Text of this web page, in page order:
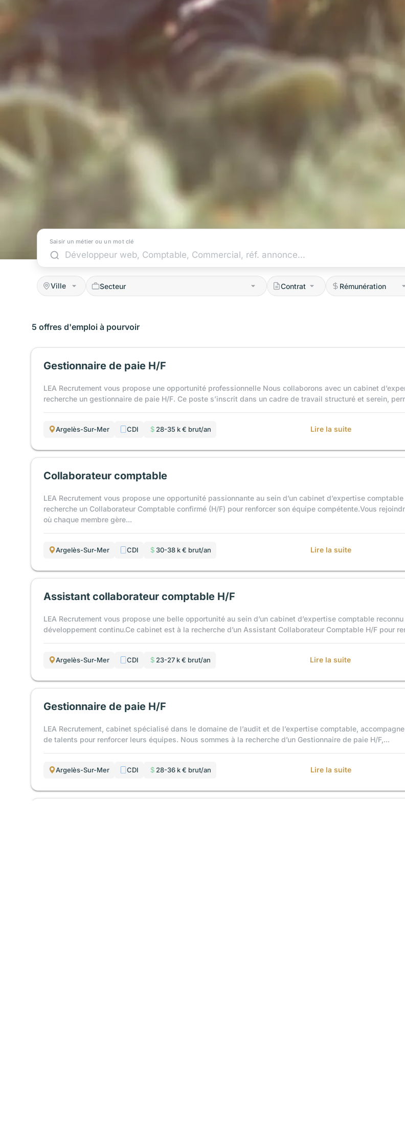
Saisir un métier ou un mot clé
Ville
5 offres d'emploi à pourvoir
Gestionnaire de paie H/F
LEA Recrutement vous propose une opportunité professionnelle Nous collaborons avec un cabinet
recherche un gestionnaire de paie H/F. Ce poste s’inscrit dans un cadre de travail structuré et serein,
Argelès-Sur-Mer CDI 28-35 k € brut/an Lire la suite
Collaborateur comptable
LEA Recrutement vous propose une opportunité passionnante au sein d’un cabinet d’expertise
recherche un Collaborateur Comptable confirmé (H/F) pour renforcer son équipe compétente.Vous
où chaque membre gère...
Argelès-Sur-Mer CDI 30-38 k € brut/an Lire la suite
Assistant collaborateur comptable H/F
LEA Recrutement vous propose une belle opportunité au sein d’un cabinet d’expertise comptable
développement continu.Ce cabinet est à la recherche d’un Assistant Collaborateur Comptable H/F pour
Argelès-Sur-Mer CDI 23-27 k € brut/an Lire la suite
Gestionnaire de paie H/F
LEA Recrutement, cabinet spécialisé dans le domaine de l’audit et de l’expertise comptable,
de talents pour renforcer leurs équipes. Nous sommes à la recherche d’un Gestionnaire de paie H/F,...
Argelès-Sur-Mer CDI 28-36 k € brut/an Lire la suite